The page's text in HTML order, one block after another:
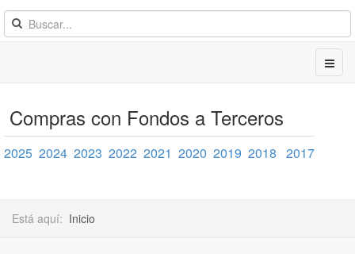
Compras con Fondos a Terceros
2025 2024 2023 2022 2021 2020 2019 2018 2017
Está aquí: Inicio